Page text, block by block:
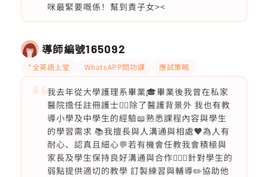
咪最緊要嘅係！幫到貴子女><
導師編號165092
*全英語上堂 WhatsAPP問功課 應試策略
我去年從大學護理系畢業🎓畢業後我曾在私家
醫院擔任註冊護士👩‍⚕️除了醫護背景外 我也有教
導小學及中學生的經驗📖熟悉課程內容與學生
的學習需求 📚我擅長與人溝通與相處♥️為人有
耐心、認真且細心💬若有機會任教我會積極與
家長及學生保持良好溝通與合作🙇🏻‍♀️針對學生的
弱點提供適切的教學 訂製練習與輔導✏️協助他